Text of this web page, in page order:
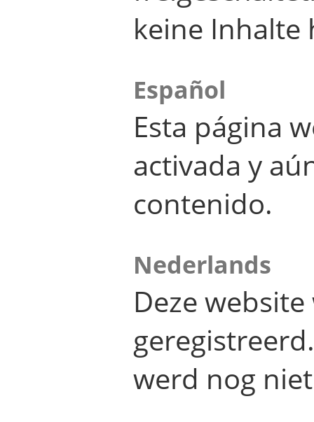
keine Inhalte
Español
Esta página
activada y
contenido.
Nederlands
Deze
werd nog